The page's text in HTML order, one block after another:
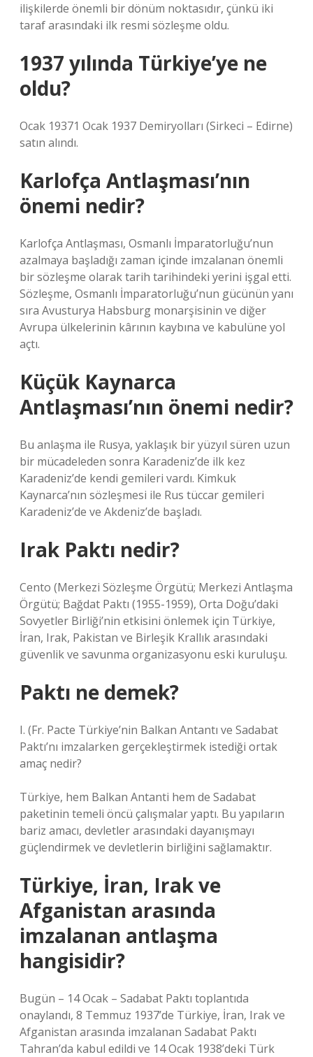
ilişkilerde önemli bir dönüm noktasıdır, çünkü iki
taraf arasındaki ilk resmi sözleşme oldu.
1937 yılında Türkiye’ye ne
oldu?
Ocak 19371 Ocak 1937 Demiryolları (Sirkeci – Edirne)
satın alındı.
Karlofça Antlaşması’nın
önemi nedir?
Karlofça Antlaşması, Osmanlı İmparatorluğu’nun
azalmaya başladığı zaman içinde imzalanan önemli
bir sözleşme olarak tarih tarihindeki yerini işgal etti.
Sözleşme, Osmanlı İmparatorluğu’nun gücünün yanı
sıra Avusturya Habsburg monarşisinin ve diğer
Avrupa ülkelerinin kârının kaybına ve kabulüne yol
açtı.
Küçük Kaynarca
Antlaşması’nın önemi nedir?
Bu anlaşma ile Rusya, yaklaşık bir yüzyıl süren uzun
bir mücadeleden sonra Karadeniz’de ilk kez
Karadeniz’de kendi gemileri vardı. Kimkuk
Kaynarca’nın sözleşmesi ile Rus tüccar gemileri
Karadeniz’de ve Akdeniz’de başladı.
Irak Paktı nedir?
Cento (Merkezi Sözleşme Örgütü; Merkezi Antlaşma
Örgütü; Bağdat Paktı (1955-1959), Orta Doğu’daki
Sovyetler Birliği’nin etkisini önlemek için Türkiye,
İran, Irak, Pakistan ve Birleşik Krallık arasındaki
güvenlik ve savunma organizasyonu eski kuruluşu.
Paktı ne demek?
I. (Fr. Pacte Türkiye’nin Balkan Antantı ve Sadabat
Paktı’nı imzalarken gerçekleştirmek istediği ortak
amaç nedir?
Türkiye, hem Balkan Antanti hem de Sadabat
paketinin temeli öncü çalışmalar yaptı. Bu yapıların
bariz amacı, devletler arasındaki dayanışmayı
güçlendirmek ve devletlerin birliğini sağlamaktır.
Türkiye, İran, Irak ve
Afganistan arasında
imzalanan antlaşma
hangisidir?
Bugün – 14 Ocak – Sadabat Paktı toplantıda
onaylandı, 8 Temmuz 1937’de Türkiye, İran, Irak ve
Afganistan arasında imzalanan Sadabat Paktı
Tahran’da kabul edildi ve 14 Ocak 1938’deki Türk